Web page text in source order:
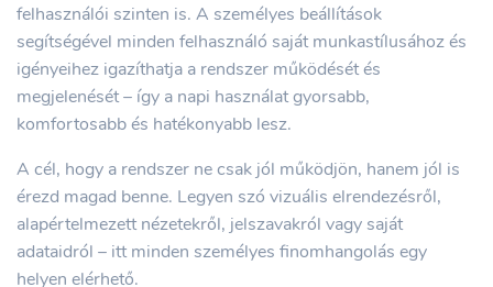
felhasználói szinten is. A személyes beállítások
segítségével minden felhasználó saját munkastílusához és
igényeihez igazíthatja a rendszer működését és
megjelenését – így a napi használat gyorsabb,
komfortosabb és hatékonyabb lesz.
A cél, hogy a rendszer ne csak jól működjön, hanem jól is
érezd magad benne. Legyen szó vizuális elrendezésről,
alapértelmezett nézetekről, jelszavakról vagy saját
adataidról – itt minden személyes finomhangolás egy
helyen elérhető.